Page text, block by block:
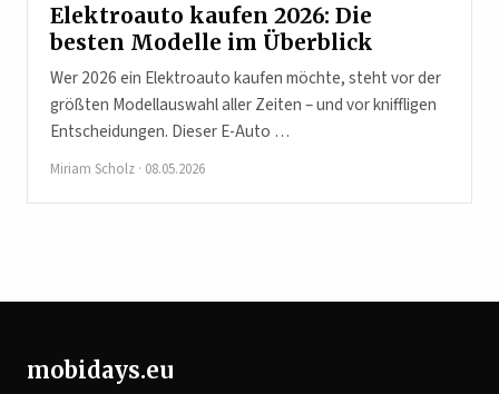
Elektroauto kaufen 2026: Die
besten Modelle im Überblick
Wer 2026 ein Elektroauto kaufen möchte, steht vor der
größten Modellauswahl aller Zeiten – und vor kniffligen
Entscheidungen. Dieser E-Auto …
Miriam Scholz · 08.05.2026
mobidays.eu